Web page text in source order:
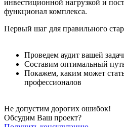
инвестиционной нагрузкой и
функционал комплекса.
Первый шаг для правильного
Проведем аудит вашей
Составим оптимальный
Покажем, каким может
профессионалов
Не допустим дорогих ошибок!
Обсудим Ваш проект?